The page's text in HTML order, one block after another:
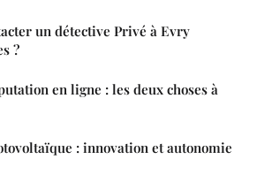
un détective Privé à Evry
?
en ligne : les deux choses à
: innovation et autonomie